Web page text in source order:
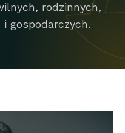
rodzinnych,
gospodarczych.